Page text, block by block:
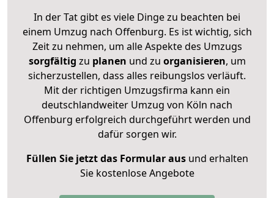
In der Tat gibt es viele Dinge zu beachten bei
einem Umzug nach Offenburg. Es ist wichtig, sich
Zeit zu nehmen, um alle Aspekte des Umzugs
sorgfältig zu planen und zu organisieren, um
sicherzustellen, dass alles reibungslos verläuft.
Mit der richtigen Umzugsfirma kann ein
deutschlandweiter Umzug von Köln nach
Offenburg erfolgreich durchgeführt werden und
dafür sorgen wir.
Füllen Sie jetzt das Formular ausund erhalten
Sie kostenlose Angebote